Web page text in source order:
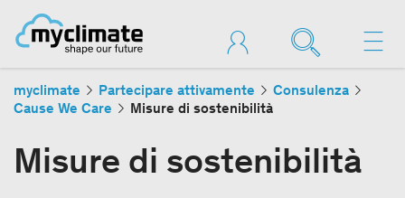
myclimate Partecipare attivamente
Consulenza
Cause We Care
Misure di sostenibilità
Misure di sostenibilità